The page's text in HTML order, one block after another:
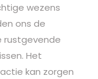
wezens
ons de
rustgevende
Het
kan zorgen